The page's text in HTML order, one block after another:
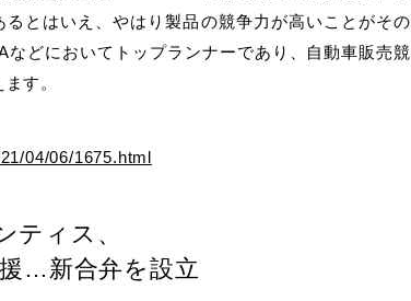
とはいえ、やはり製品の競争力が高いことがその
どにおいてトップランナーであり、自動車販売競
す。
04/06/1675.html
ティス、
…新合弁を設立